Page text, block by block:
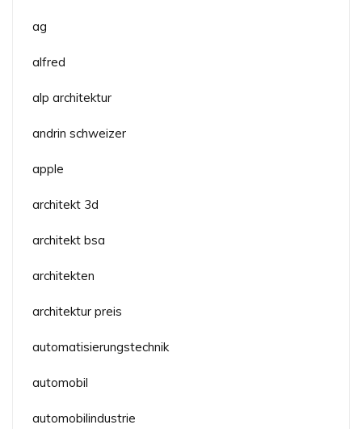
ag
alfred
alp architektur
andrin schweizer
apple
architekt 3d
architekt bsa
architekten
architektur preis
automatisierungstechnik
automobil
automobilindustrie